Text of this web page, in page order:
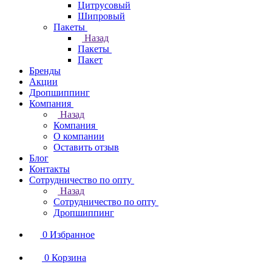
Цитрусовый
Шипровый
Пакеты
Назад
Пакеты
Пакет
Бренды
Акции
Дропшиппинг
Компания
Назад
Компания
О компании
Оставить отзыв
Блог
Контакты
Сотрудничество по опту
Назад
Сотрудничество по опту
Дропшиппинг
0 Избранное
0 Корзина